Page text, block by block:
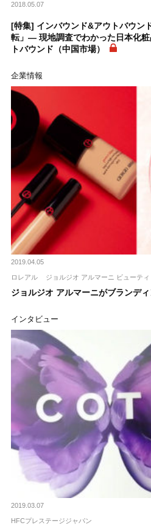
2018.05.07
[特集] インバウンド&アウトバウン
転」― 現地調査でわかった日本化
トバウンド（中国市場）
企業情報
2019.04.05
ロレアル ジョルジオ アルマーニ ビューティ
ジョルジオ アルマーニがブランデ
インタビュー
2019.03.07
HFCプレステージジャパン